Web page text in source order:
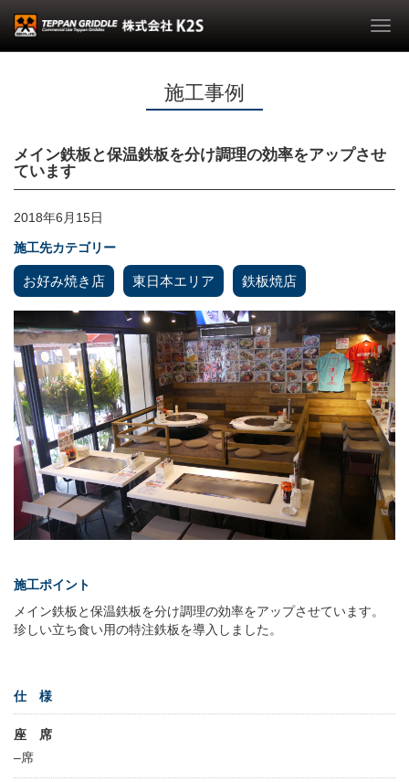
施工事例
メイン鉄板と保温鉄板を分け調理の効率をアップさせ
ています
2018年6月15日
施工先カテゴリー
お好み焼き店 東日本エリア 鉄板焼店
施工ポイント
メイン鉄板と保温鉄板を分け調理の効率をアップさせています。
珍しい立ち食い用の特注鉄板を導入しました。
仕 様
座 席
–席